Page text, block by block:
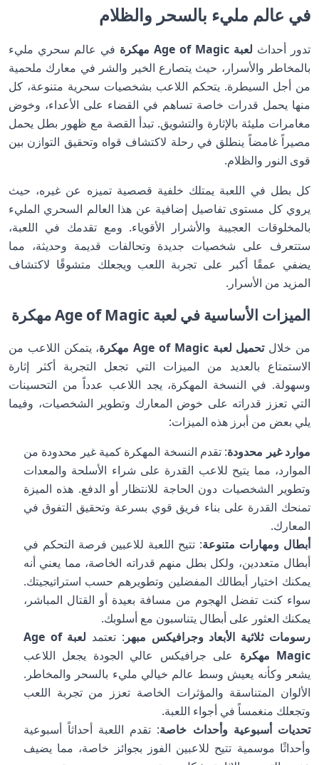
في عالم مليء بالسحر والظلام
تدور أحداث لعبة Age of Magic مهكرة
في عالم سحري مليء
بالمخاطر والأسرار، حيث يتصارع الخير والشر في معارك ملحمية
من أجل السيطرة. يتحكم اللاعب بشخصيات سحرية متنوعة، كل
منها يحمل قدرات خاصة تساهم في القضاء على الأعداء، وخوض
مغامرات مليئة بالإثارة والتشويق. تبدأ القصة مع ظهور بطل يحمل
مصيراً غامضاً ينطلق في رحلة لاكتشاف قواه وتحقيق التوازن بين
قوى النور والظلام.
كل بطل في اللعبة يمتلك خلفية قصصية تميزه عن غيره، حيث
يروي كل مستوى تفاصيل إضافية عن هذا العالم السحري المليء
بالمخلوقات العجيبة والأشرار الأقوياء. ومع تقدمك في اللعبة،
ستتعرف على شخصيات جديدة وتحالفات قديمة وحديثة، مما
يضفي عمقًا أكبر على تجربة اللعب ويجعلك متشوقًا لاكتشاف
المزيد من الأسرار.
الميزات الأساسية في لعبة Age of Magic مهكرة
من خلالتحميل لعبة Age of Magic مهكرة
، يتمكن اللاعب من
الاستمتاع بالعديد من الميزات التي تجعل التجربة أكثر إثارة
وسهولة. في النسخة المهكرة، يجد اللاعب عدداً من التحسينات
التي تعزز قدراته على خوض المعارك وتطوير الشخصيات، وفيما
يلي بعض من أبرز هذه الميزات:
موارد غير محدودة: تقدم النسخة المهكرة كمية غير محدودة من
الموارد، مما يتيح للاعب القدرة على شراء الأسلحة والمعدات
وتطوير الشخصيات دون الحاجة للانتظار أو الدفع. هذه الميزة
تمنحك القدرة على بناء فريق قوي بسرعة وتحقيق التفوق في
المعارك.
أبطال ومهارات متنوعة: تتيح اللعبة للاعبين فرصة التحكم في
أبطال متعددين، ولكل بطل منهم قدراته الخاصة، مما يعني أنه
يمكنك اختيار أبطالك المفضلين وتطويرهم حسب استراتيجيتك.
سواء كنت تفضل الهجوم من مسافة بعيدة أو القتال المباشر،
يمكنك العثور على أبطال يتناسبون مع أسلوبك.
رسومات ثلاثية الأبعاد وجرافيكس مبهر : تعتمد
لعبة Age of
Magic مهكرة
على جرافيكس عالي الجودة يجعل اللاعب
يشعر وكأنه يعيش وسط عالم خيالي مليء بالسحر والمخاطر.
الألوان المتناسقة والمؤثرات الخاصة تعزز من تجربة اللعب
وتجعلك منغمساً في أجواء اللعبة.
تحديات أسبوعية وأحداث خاصة: تقدم اللعبة أحداثاً أسبوعية
وأحداثًا موسمية تتيح للاعبين الفوز بجوائز خاصة، مما يضيف